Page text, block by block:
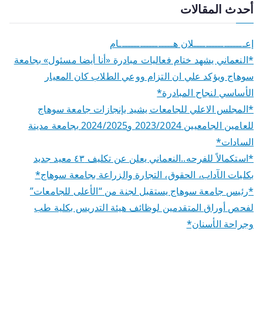
أحدث المقالات
إعـــــــــــــــــلان هــــــــــــــــــام
*النعماني يشهد ختام فعاليات مبادرة «أنا أيضا مسئول» بجامعة
سوهاج ويؤكد علي ان التزام ووعي الطلاب كان المعيار
الأساسي لنجاح المبادرة*
*المجلس الاعلي للجامعات يشيد بإنجازات جامعة سوهاج
للعامين الجامعيين 2023/2024 و2024/2025 بجامعة مدينة
السادات*
*استكمالاً للفرحه..النعماني يعلن عن تكليف ٤٣ معيد جديد
بكليات الآداب، الحقوق، التجارة والزراعة بجامعة سوهاج*
*رئيس جامعة سوهاج يستقبل لجنة من “الأعلى للجامعات”
لفحص أوراق المتقدمين لوظائف هيئة التدريس بكلية طب
وجراحة الأسنان*